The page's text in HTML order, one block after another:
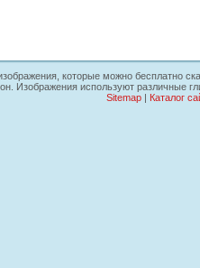
которые можно бесплатно
Изображения используют различные
Sitemap| Каталог